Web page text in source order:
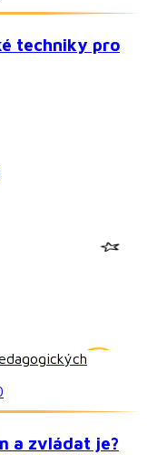
techniky pro
a zvládat je?